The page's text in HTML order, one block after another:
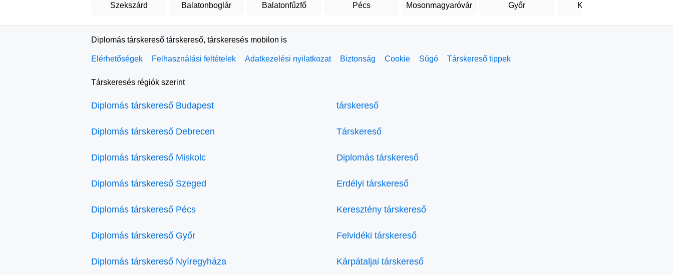
Szekszárd
Balatonboglár
Balatonfűzfő
Pécs
Mosonmagyaróvár
Győr
Kunágota
Diplomás társkereső társkereső, társkeresés mobilon is
Elérhetőségek Felhasználási feltételek Adatkezelési nyilatkozat Biztonság Cookie Súgó Társkereső tippek
Társkeresés régiók szerint
Diplomás társkereső Budapest
Diplomás társkereső Debrecen
Diplomás társkereső Miskolc
Diplomás társkereső Szeged
Diplomás társkereső Pécs
Diplomás társkereső Győr
Diplomás társkereső Nyíregyháza
társkereső
Társkereső
Diplomás társkereső
Erdélyi társkereső
Keresztény társkereső
Felvidéki társkereső
Kárpátaljai társkereső